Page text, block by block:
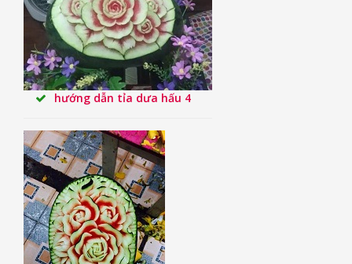
hướng dẫn tỉa dưa hấu 4